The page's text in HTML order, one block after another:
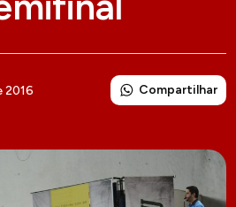
2016 Compartilhar